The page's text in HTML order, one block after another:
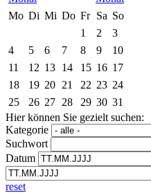
Mo Di Mi Do Fr Sa So
1
2
3
4
5 6 7 8 9
10
11
12 13 14 15 16 17
18
19 20 21 22 23 24
25
26 27 28 29 30 31
Hier können Sie gezielt suchen:
Kategorie
Suchwort
Datum
reset